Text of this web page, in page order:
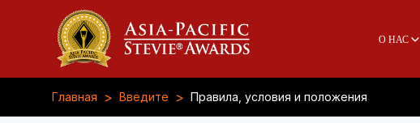
О НАС
Главная > Введите > Правила, условия и положения